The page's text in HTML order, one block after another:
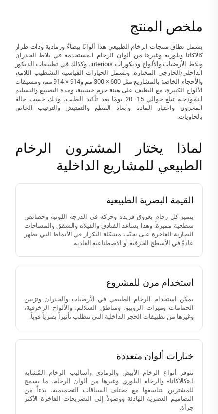
ملخص المنتج
يشمل نطاق منتجات الرخام الطبيعي هذا ألوانًا بيضاءً ورمادية وذات طراز
كالاكاتا وبلورية وغيرها من ألوان الرخام المستخدمة في بلاط الجدران
وبلاط الأرضيات والألواح وديكورات interiors، وكذلك في تطبيقات الديكور
الداخلي/الخارجي المختارة. وتشمل الخيارات القياسية التشطيب اللامع،
والأحجام الخاصة بالمشاريع مثل 600 × 300 مم و914 × 914 مم، وتنسيقات
الألواح الكبيرة، مع التغليف على هيئة حزم خشبية، ومدة التصنيع والتسليم
النموذجية تبلغ حوالي 15–20 يومًا بعد تأكيد الطلب، وذلك حسب حالة
المخزون واختيار المادة وأبعاد القطع والتفتيش والترتيب الخاص
بالحاويات.
لماذا يختار المشترون الرخام
الطبيعي للمشاريع الداخلية
القيمة البصرية الطبيعية
يتميز كل رخامٍ بعروق فريدة وحركة في الدرجة اللونية وخصائص
سطحية مميزة. وهذا يساعد الفنادق والفيلاه والشقق والمساحات
التجارية الفاخرة على تجنّب مشكلة التكرار في الأنماط التي تظهر
عادةً في الأسطح الخزفية أو الاصطناعية العادية.
استخدام مرن للمشروع
يمكن استخدام الرخام الطبيعي في الأرضيات والجدران وتزيين
الحمامات وميزات الروبيو، ومناطق السلالم، والألواح الزخرفية،
وغيرها من تطبيقات الحجر الداخلية التي تتطلب تأثيراً بصرياً قوياً.
خيارات ألوان متعددة
تتوفر أنواع الرخام الأبيض والرمادي وأساليب الرخام المُشابه
لـ«كالاكاتا» والرخام البلوري وغيرها من ألوان الرخام، ما يسمح
للمشترين بتناسقها مع مختلف السياقات التصميمية، بدءاً من
التصاميم العصرية الهادئة ووصولاً إلى التصريحات الفاخرة الأكثر
جرأة.